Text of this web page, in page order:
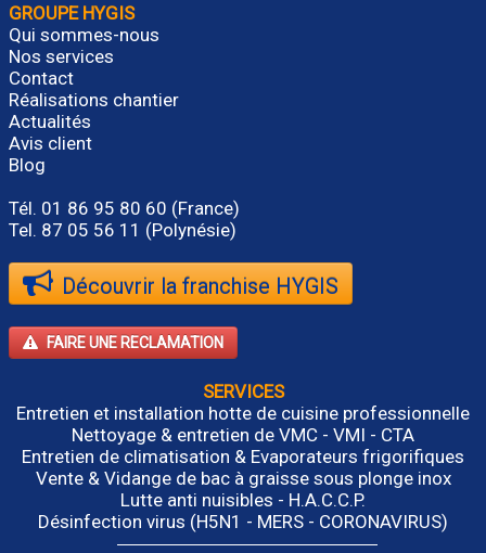
GROUPE HYGIS
Qui sommes-nous
Nos services
Contact
Réalisations chantier
Actualités
Avis client
Blog
Tél. 01 86 95 80 60 (France)
Tel. 87 05 56 11 (Polynésie)
Découvrir la franchise HYGIS
FAIRE UNE RECLAMATION
SERVICES
Entretien et installation hotte de cuisine professionnelle
Nettoyage & entretien de VMC - VMI - CTA
Entretien de climatisation & Evaporateurs frigorifiques
Vente & Vidange de bac à graisse sous plonge inox
Lutte anti nuisibles - H.A.C.C.P.
Désinfection virus (H5N1 - MERS - CORONAVIRUS)